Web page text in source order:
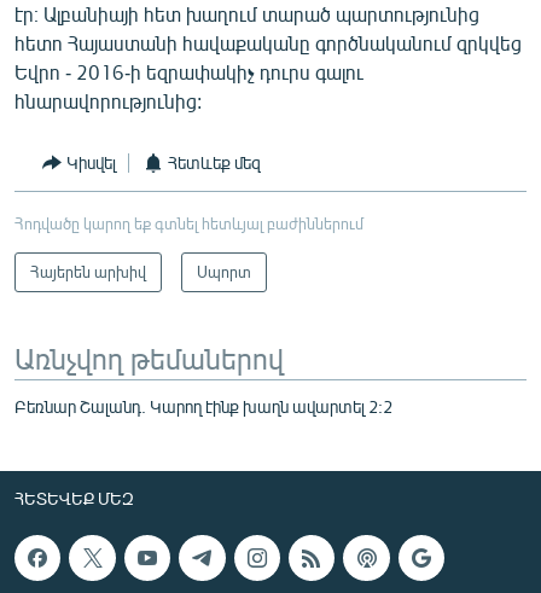
էր։ Ալբանիայի հետ խաղում տարած պարտությունից
հետո Հայաստանի հավաքականը գործնականում զրկվեց
Եվրո - 2016-ի եզրափակիչ դուրս գալու
հնարավորությունից:
Կիսվել Հետևեք մեզ
Հոդվածը կարող եք գտնել հետևյալ բաժիններում
Հայերեն արխիվ Սպորտ
Առնչվող թեմաներով
Բեռնար Շալանդ. Կարող էինք խաղն ավարտել 2:2
ՀԵՏԵՎԵՔ ՄԵԶ